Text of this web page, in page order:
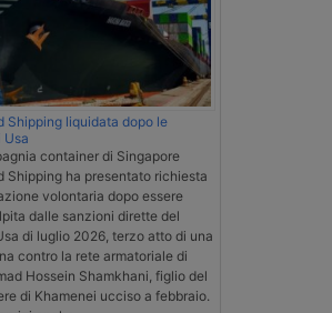
Shipping liquidata dopo le
Usa
container di Singapore
Shipping ha presentato richiesta
volontaria dopo essere
dalle sanzioni dirette del
di luglio 2026, terzo atto di una
contro la rete armatoriale di
Hossein Shamkhani, figlio del
di Khamenei ucciso a febbraio.